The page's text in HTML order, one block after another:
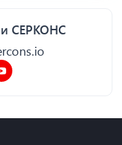
СЕРКОНС